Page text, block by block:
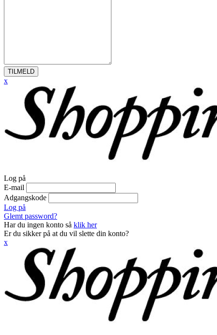
TILMELD
x
Log på
E-mail
Adgangskode
Log på
Glemt password?
Har du ingen konto så klik her
Er du sikker på at du vil slette din konto?
x